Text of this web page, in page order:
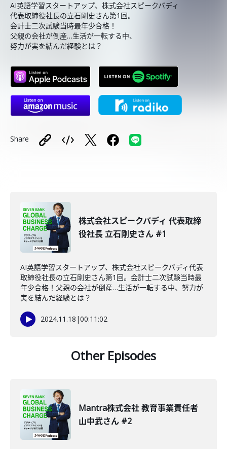
AI英語学習スタートアップ、株式会社スピークバディ
代表取締役社長の立石剛史さん第1回。
会計士二次試験当時最年少合格！
父親の会社が倒産…生活が一転する中、
努力が実を結んだ経験とは？
Share
株式会社スピークバディ 代表取締
役社長 立石剛史さん #1
AI英語学習スタートアップ、株式会社スピークバディ代表
取締役社長の立石剛史さん第1回。会計士二次試験当時最
年少合格！父親の会社が倒産…生活が一転する中、努力が
実を結んだ経験とは？
2024.11.18 |00:11:02
Other Episodes
Mantra株式会社 教育事業責任者
山中武さん #2